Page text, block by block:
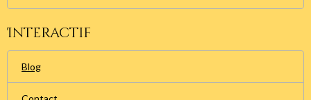
Interactif
Blog